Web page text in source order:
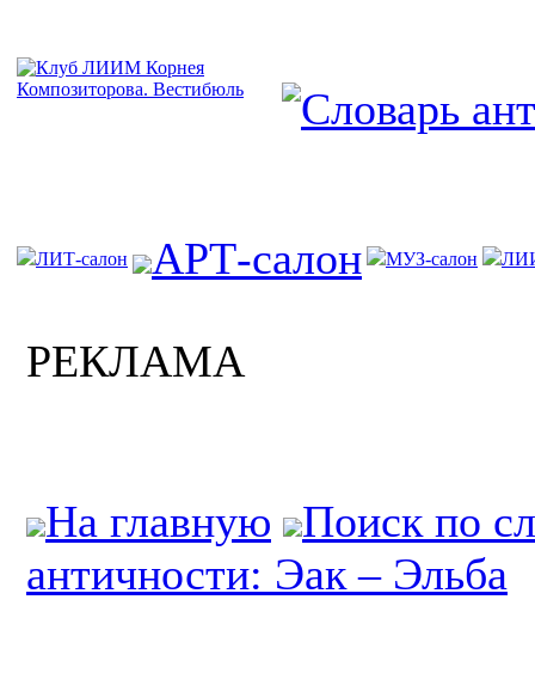
ЛИТ-салон АРТ-салон МУЗ-салон
РЕКЛАМА
На главную
Поиск по
античности: Эак – Эльба